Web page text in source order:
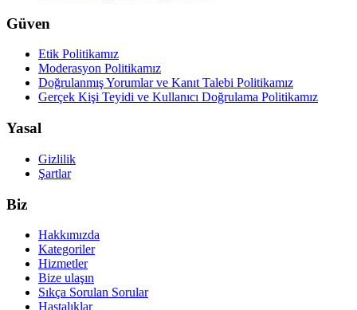
Güven
Etik Politikamız
Moderasyon Politikamız
Doğrulanmış Yorumlar ve Kanıt Talebi Politikamız
Gerçek Kişi Teyidi ve Kullanıcı Doğrulama Politikamız
Yasal
Gizlilik
Şartlar
Biz
Hakkımızda
Kategoriler
Hizmetler
Bize ulaşın
Sıkça Sorulan Sorular
Hastalıklar